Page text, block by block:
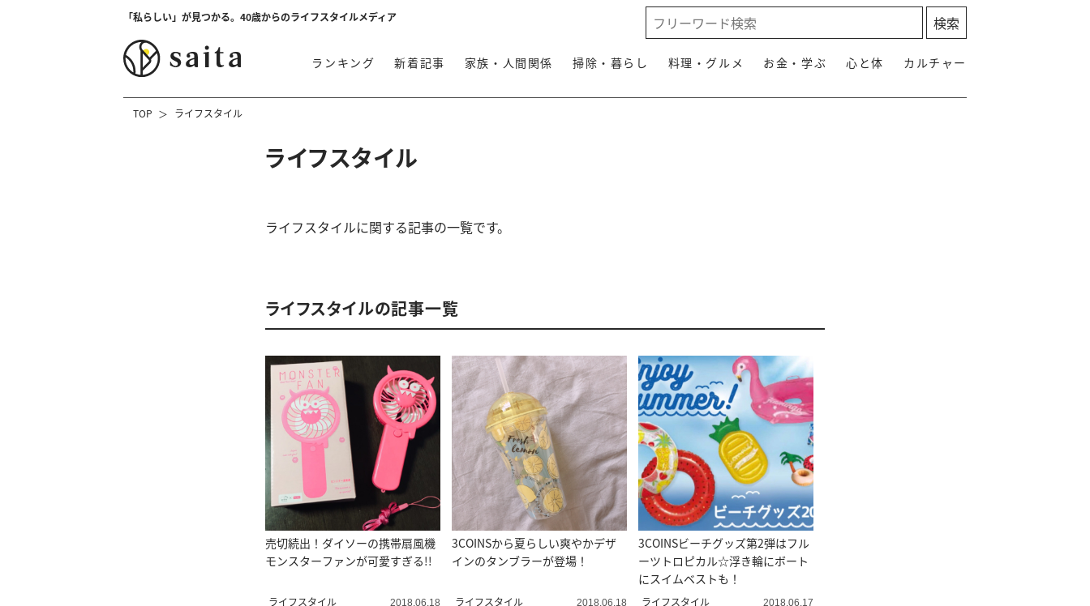
「私らしい」が見つかる。40歳からのライフスタイルメディア
ランキング 新着記事 家族・人間関係 掃除・暮らし 料理・グルメ お金・学ぶ 心と体 カルチャー
TOP ライフスタイル
ライフスタイル
ライフスタイルに関する記事の一覧です。
ライフスタイルの記事一覧
売切続出！ダイソーの携帯扇風機
モンスターファンが可愛すぎる!!
ライフスタイル 2018.06.18
3COINSから夏らしい爽やかデザ
インのタンブラーが登場！
ライフスタイル 2018.06.18
3COINSビーチグッズ第2弾はフル
ーツトロピカル☆浮き輪にボート
にスイムベストも！
ライフスタイル 2018.06.17